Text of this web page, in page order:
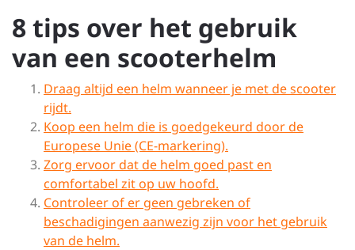
8 tips over het gebruik
van een scooterhelm
Draag altijd een helm wanneer je met de scooter
rijdt.
Koop een helm die is goedgekeurd door de
Europese Unie (CE-markering).
Zorg ervoor dat de helm goed past en
comfortabel zit op uw hoofd.
Controleer of er geen gebreken of
beschadigingen aanwezig zijn voor het gebruik
van de helm.